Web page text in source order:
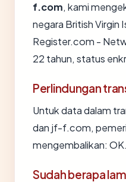
f.com, kami
negara British Virgin
Register.com -
22 tahun, status
Perlindungan
Untuk data dalam
dan jf-f.com,
mengembalikan: OK.
Sudah berapa